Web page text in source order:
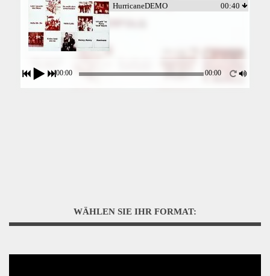
HurricaneDEMO 00:40
00:00 00:00
WÄHLEN SIE IHR FORMAT: